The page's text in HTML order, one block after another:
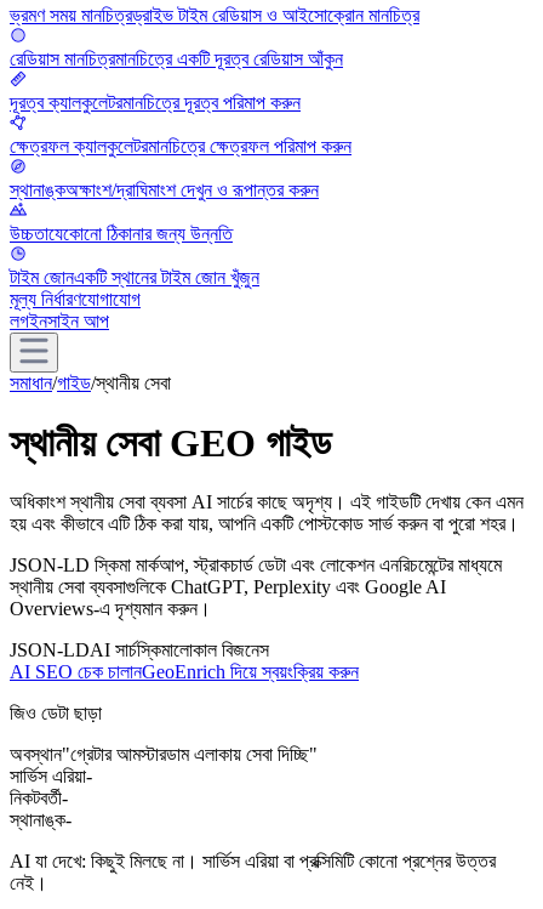
ভ্রমণ সময় মানচিত্রড্রাইভ টাইম রেডিয়াস ও আইসোক্রোন মানচিত্র
রেডিয়াস মানচিত্রমানচিত্রে একটি দূরত্ব রেডিয়াস আঁকুন
দূরত্ব ক্যালকুলেটরমানচিত্রে দূরত্ব পরিমাপ করুন
ক্ষেত্রফল ক্যালকুলেটরমানচিত্রে ক্ষেত্রফল পরিমাপ করুন
স্থানাঙ্কঅক্ষাংশ/দ্রাঘিমাংশ দেখুন ও রূপান্তর করুন
উচ্চতাযেকোনো ঠিকানার জন্য উন্নতি
টাইম জোনএকটি স্থানের টাইম জোন খুঁজুন
মূল্য নির্ধারণযোগাযোগ
লগইনসাইন আপ
সমাধান/গাইড/স্থানীয় সেবা
স্থানীয় সেবা GEO গাইড
অধিকাংশ স্থানীয় সেবা ব্যবসা AI সার্চের কাছে অদৃশ্য। এই গাইডটি দেখায় কেন এমন
হয় এবং কীভাবে এটি ঠিক করা যায়, আপনি একটি পোস্টকোড সার্ভ করুন বা পুরো শহর।
JSON-LD স্কিমা মার্কআপ, স্ট্রাকচার্ড ডেটা এবং লোকেশন এনরিচমেন্টের মাধ্যমে
স্থানীয় সেবা ব্যবসাগুলিকে ChatGPT, Perplexity এবং Google AI
Overviews-এ দৃশ্যমান করুন।
JSON-LDAI সার্চস্কিমালোকাল বিজনেস
AI SEO চেক চালানGeoEnrich দিয়ে স্বয়ংক্রিয় করুন
জিও ডেটা ছাড়া
অবস্থান"গ্রেটার আমস্টারডাম এলাকায় সেবা দিচ্ছি"
সার্ভিস এরিয়া-
নিকটবর্তী-
স্থানাঙ্ক-
AI যা দেখে: কিছুই মিলছে না। সার্ভিস এরিয়া বা প্রক্সিমিটি কোনো প্রশ্নের উত্তর
নেই।